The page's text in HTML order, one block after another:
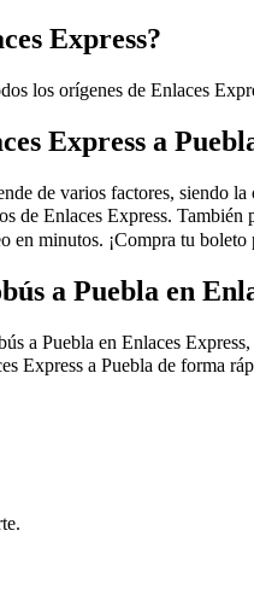
Express?
los orígenes de Enlaces
Express a
de varios factores, siendo
de Enlaces Express. También
en minutos. ¡Compra tu
a Puebla en
a Puebla en Enlaces
Express a Puebla de forma